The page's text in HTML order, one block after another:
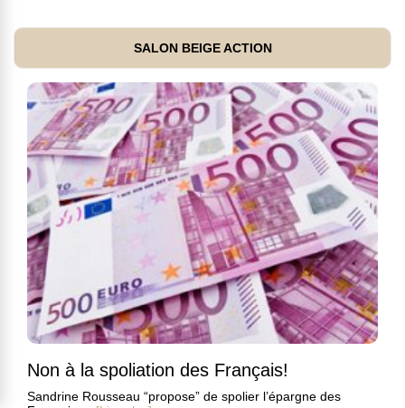
SALON BEIGE ACTION
Non à la spoliation des Français!
Sandrine Rousseau “propose” de spolier l’épargne des